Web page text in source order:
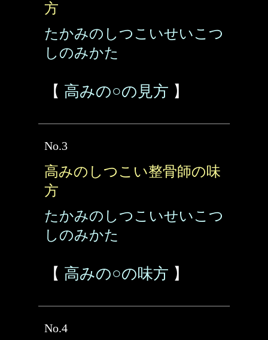
方
たかみのしつこいせいこつ
しのみかた
【 高みの○の見方 】
No.3
高みのしつこい整骨師の味
方
たかみのしつこいせいこつ
しのみかた
【 高みの○の味方 】
No.4